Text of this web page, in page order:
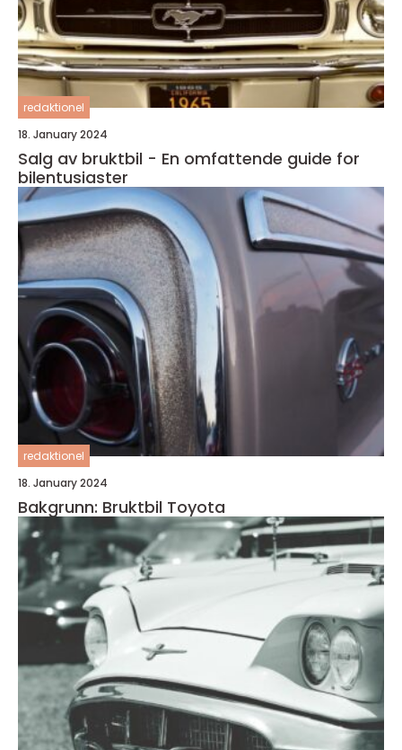
redaktionel
18. January 2024
Salg av bruktbil - En omfattende guide for
bilentusiaster
redaktionel
18. January 2024
Bakgrunn: Bruktbil Toyota